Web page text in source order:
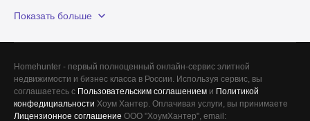
Красногорский район
Показать больше
Homehunter - первый полноценный онлайн-сервис элитной
недвижимости и бизнес класса в России. Используя сервис, вы
соглашаетесь с Пользовательским соглашением и Политикой
конфедициальности Хоум Хантер. Оплачивая услуги, вы принимаете
Лицензионное соглашение ООО "ХоумХантер", email:
Сегодня
Вчера 0